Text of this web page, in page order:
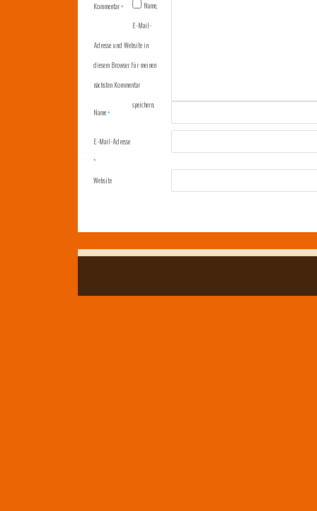
Kommentar*
Name*
E-Mail-Adresse
*
Website
Name,
E-Mail-
Adresse und Website in
diesem Browser für meinen
nächsten Kommentar
speichern.